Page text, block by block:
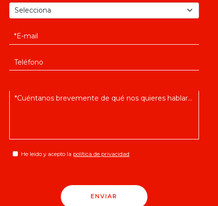
He leido y acepto la política de privacidad
ENVIAR